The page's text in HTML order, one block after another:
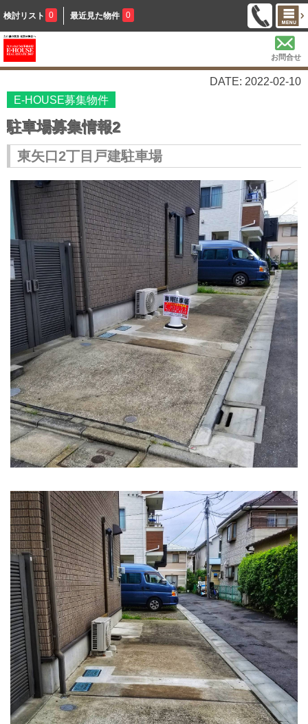
検討リスト 0 最近見た物件 0
お問合せ
DATE: 2022-02-10
E-HOUSE募集物件
駐車場募集情報2
東矢口2丁目戸建駐車場